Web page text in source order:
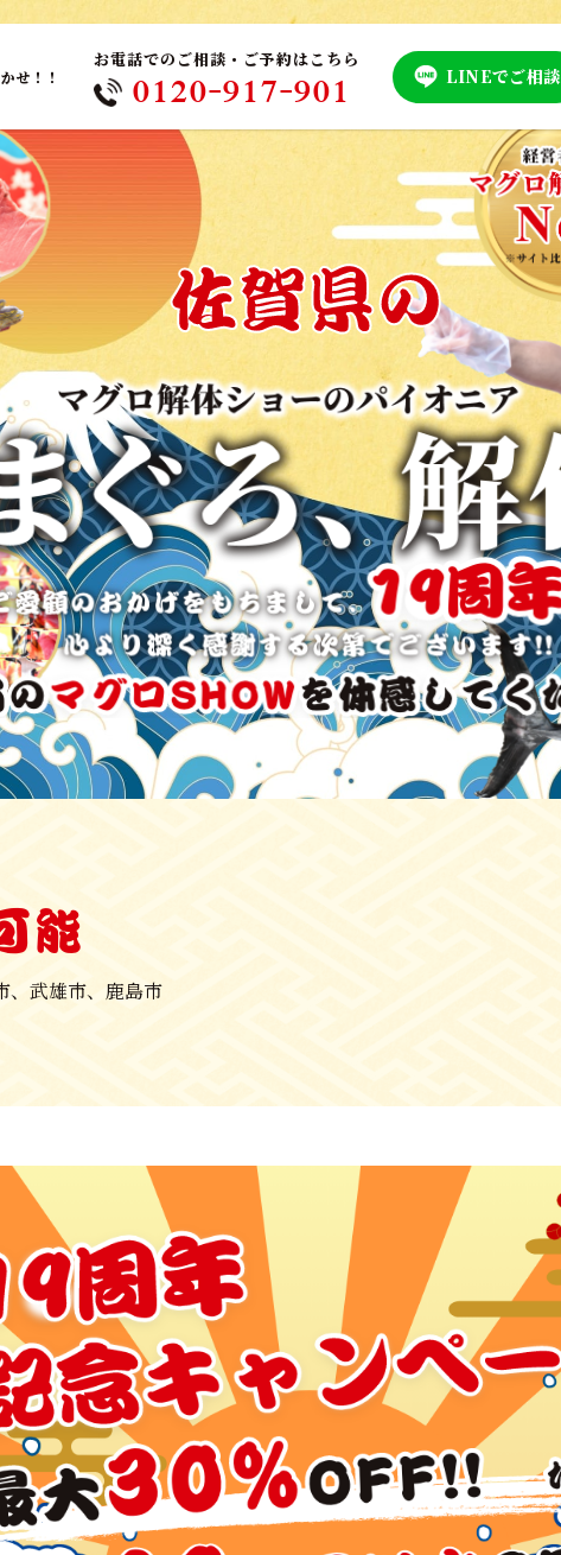
せ！！
お電話でのご相談・ご予約はこちら
0120-917-901 LINEでご相談
佐賀県の
能
、武雄市、鹿島市